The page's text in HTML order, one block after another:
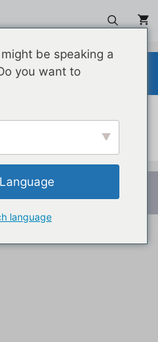
mit
be speaking a
you want to
language